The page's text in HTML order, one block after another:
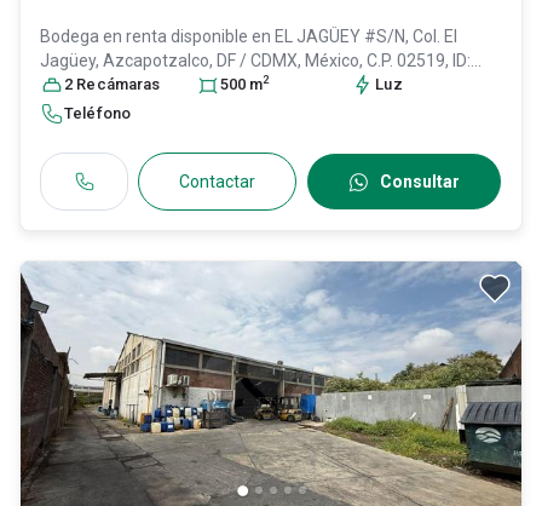
Bodega en renta disponible en EL JAGÜEY #S/N, Col. El
Jagüey, Azcapotzalco, DF / CDMX, México, C.P. 02519, ID:
31028094
2 Recámaras 500 m2
Luz
Teléfono
Contactar Consultar